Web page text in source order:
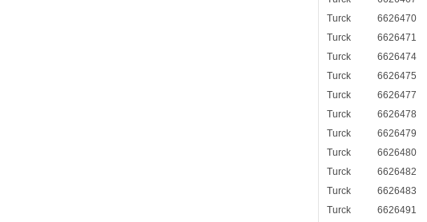
Turck
6626470
Turck
6626471
Turck
6626474
Turck
6626475
Turck
6626477
Turck
6626478
Turck
6626479
Turck
6626480
Turck
6626482
Turck
6626483
Turck
6626491